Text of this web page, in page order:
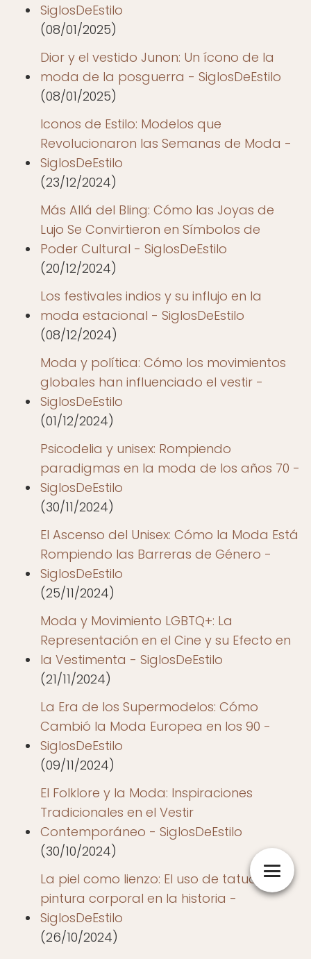
SiglosDeEstilo
(08/01/2025)
Dior y el vestido Junon: Un ícono de la
moda de la posguerra - SiglosDeEstilo
(08/01/2025)
Iconos de Estilo: Modelos que
Revolucionaron las Semanas de Moda -
SiglosDeEstilo
(23/12/2024)
Más Allá del Bling: Cómo las Joyas de
Lujo Se Convirtieron en Símbolos de
Poder Cultural - SiglosDeEstilo
(20/12/2024)
Los festivales indios y su influjo en la
moda estacional - SiglosDeEstilo
(08/12/2024)
Moda y política: Cómo los movimientos
globales han influenciado el vestir -
SiglosDeEstilo
(01/12/2024)
Psicodelia y unisex: Rompiendo
paradigmas en la moda de los años 70 -
SiglosDeEstilo
(30/11/2024)
El Ascenso del Unisex: Cómo la Moda Está
Rompiendo las Barreras de Género -
SiglosDeEstilo
(25/11/2024)
Moda y Movimiento LGBTQ+: La
Representación en el Cine y su Efecto en
la Vestimenta - SiglosDeEstilo
(21/11/2024)
La Era de los Supermodelos: Cómo
Cambió la Moda Europea en los 90 -
SiglosDeEstilo
(09/11/2024)
El Folklore y la Moda: Inspiraciones
Tradicionales en el Vestir
Contemporáneo - SiglosDeEstilo
(30/10/2024)
La piel como lienzo: El uso de tatuajes y
pintura corporal en la historia -
SiglosDeEstilo
(26/10/2024)